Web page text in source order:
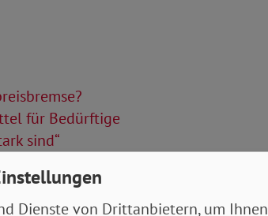
für Bedürftige
sind“
Dienste von Drittanbietern, um Ihnen